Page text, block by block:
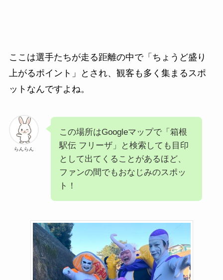
ここは選手たちが走る距離の中で「ちょうど盛り
上がるポイント」とされ、観客も多く集まるスポ
ットなんですよね。
らんらん
この場所はGoogleマップで「箱根
駅伝 フリーザ」と検索しても目印
として出てくることがあるほど、
ファンの間でもおなじみのスポッ
ト！